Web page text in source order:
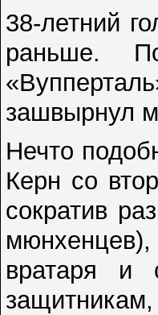
38-летний
раньше.
зашвырнул
Нечто
Керн со
сократив
вратаря и